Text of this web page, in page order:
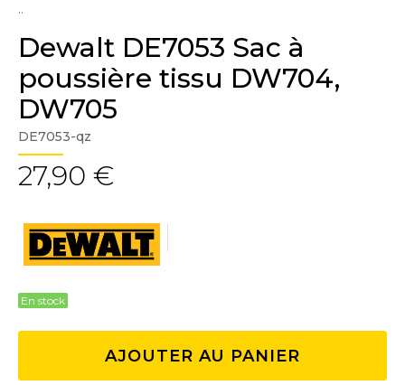
..
Dewalt DE7053 Sac à
poussière tissu DW704,
DW705
DE7053-qz
27,90 €
En stock
AJOUTER AU PANIER